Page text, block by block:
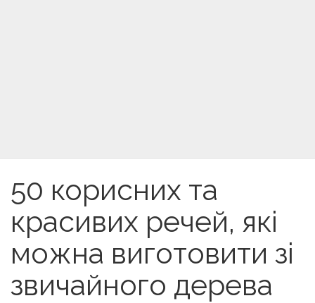
50 корисних та
красивих речей, які
можна виготовити зі
звичайного дерева